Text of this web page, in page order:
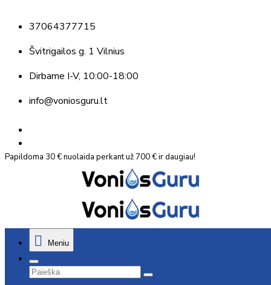
37064377715
Švitrigailos g. 1 Vilnius
Dirbame I-V, 10:00-18:00
info@voniosguru.lt
Papildoma 30 € nuolaida perkant už 700 € ir daugiau!
Meniu